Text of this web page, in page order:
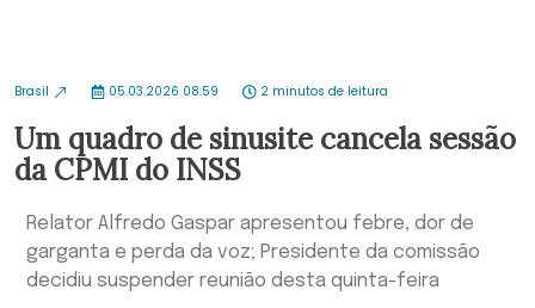
Brasil 05.03.2026 08:59 2 minutos de leitura
Um quadro de sinusite cancela sessão
da CPMI do INSS
Relator Alfredo Gaspar apresentou febre, dor de
garganta e perda da voz; Presidente da comissão
decidiu suspender reunião desta quinta-feira